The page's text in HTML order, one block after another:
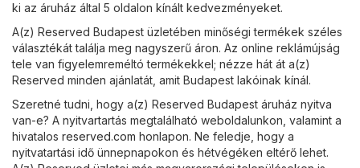
ki az áruház által 5 oldalon kínált kedvezményeket.
A(z) Reserved Budapest üzletében minőségi termékek széles
választékát találja meg nagyszerű áron. Az online reklámújság
tele van figyelemreméltó termékekkel; nézze hát át a(z)
Reserved minden ajánlatát, amit Budapest lakóinak kínál.
Szeretné tudni, hogy a(z) Reserved Budapest áruház nyitva
van-e? A nyitvartartás megtalálható weboldalunkon, valamint a
hivatalos reserved.com honlapon. Ne feledje, hogy a
nyitvatartási idő ünnepnapokon és hétvégéken eltérő lehet.